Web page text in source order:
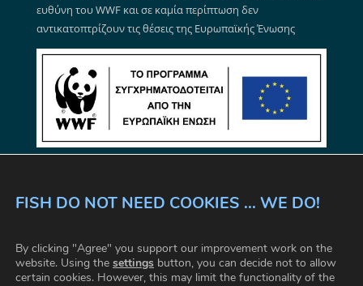
ευθύνη του WWF και σε καμία περίπτωση δεν
αντικατοπτρίζουν τις θέσεις της Ευρωπαϊκής Ένωσης
ΟΡΟΙ ΚΑΙ ΠΡΟΫΠΟΘΕΣΕΙΣ ΧΡΗΣΗΣ
ΕΠΙΚΟΙΝΩΝΙΑ
ΣΥΧΝΕΣ ΕΡΩΤΗΣΕΙΣ
ΡΥΘΜΙΣΕΙΣ COOKIE
FISH DO NOT NEED COOKIES ... WE DO!
By clicking "Agree" you support our improvement work on the
website. Using the settings button, you can decide not to allow
certain cookies. However, this may limit the functionality of the